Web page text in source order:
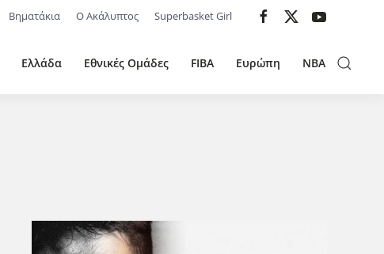
Βηματάκια Ο Ακάλυπτος Superbasket Girl
Ελλάδα Εθνικές Ομάδες FIBA Ευρώπη NBA